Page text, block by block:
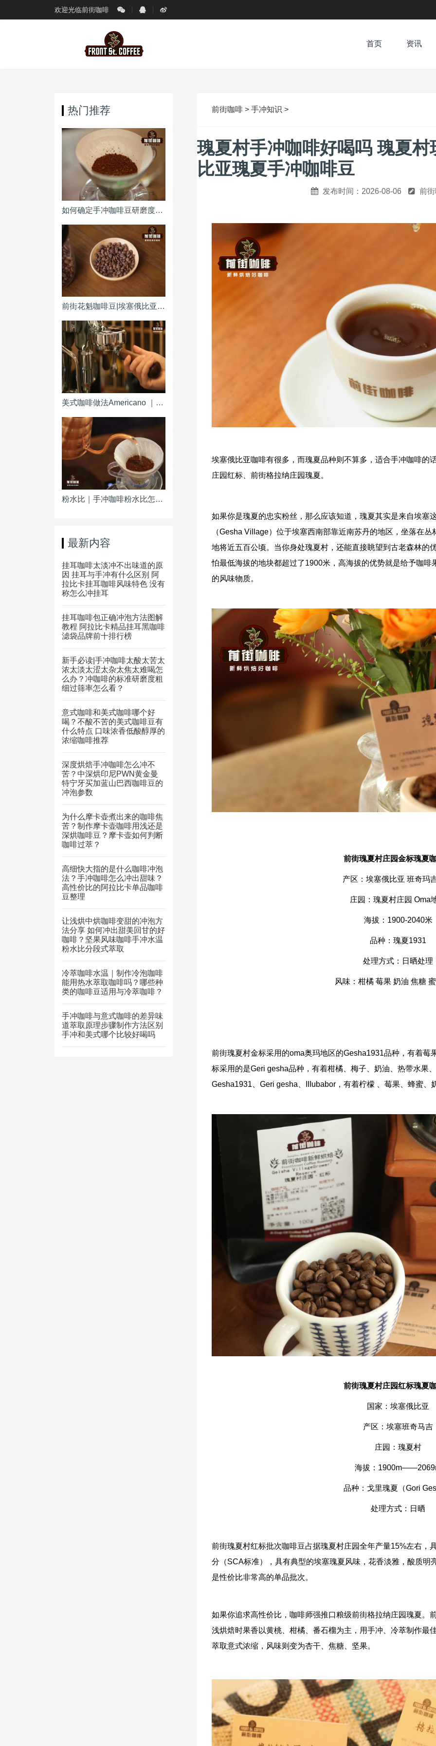
欢迎光临前街咖啡
首页 资讯
前街咖啡 > 手冲知识 >
瑰夏村手冲咖啡好喝吗 瑰夏
比亚瑰夏手冲咖啡豆
发布时间：2026-08-06 前
埃塞俄比亚咖啡有很多，而瑰夏品种则不算多，适合手冲咖啡的
庄园红标、前街格拉纳庄园瑰夏。
如果你是瑰夏的忠实粉丝，那么应该知道，瑰夏其实是来自埃塞
（Gesha Village）位于埃塞西南部靠近南苏丹的地区，坐落在
地将近五百公顷。当你身处瑰夏村，还能直接眺望到古老森林的
怕最低海拔的地块都超过了1900米，高海拔的优势就是给予咖
的风味物质。
前街瑰夏村庄园金标瑰夏
产区：埃塞俄比亚 班奇玛
庄园：瑰夏村庄园 Oma
海拔：1900-2040米
品种：瑰夏1931
处理方式：日晒处理
风味：柑橘 莓果 奶油 焦糖
前街瑰夏村金标采用的oma奥玛地区的Gesha1931品种，有着莓
标采用的是Geri gesha品种，有着柑橘、梅子、奶油、热带水果
Gesha1931、Geri gesha、IIIubabor，有着柠檬 、莓果、蜂蜜、
前街瑰夏村庄园红标瑰夏
国家：埃塞俄比亚
产区：埃塞班奇马吉
庄园：瑰夏村
海拔：
品种：戈里瑰夏（Gori
处理方式：日晒
前街瑰夏村红标批次咖啡豆占据瑰夏村庄园全年产量15%左右，
分（SCA标准），具有典型的埃塞瑰夏风味，花香淡雅，酸质明
是性价比非常高的单品批次。
如果你追求高性价比，咖啡师强推口粮级前街格拉纳庄园瑰夏。
浅烘焙时果香以黄桃、柑橘、番石榴为主，用手冲、冷萃制作最
萃取意式浓缩，风味则变为杏干、焦糖、坚果。
热门推荐
如何确定手冲咖啡豆研磨度粗细（粗幼） 咖啡磨豆机刻度怎么调整？
前街花魁咖啡豆|埃塞俄比亚原西达摩古吉产区日晒花魁咖啡产区风味特点 和瑰夏有关系吗
美式咖啡做法Americano ｜热美式咖啡粉水比例参考 冰美式咖啡浓缩粉水冰块比例是多少
粉水比｜手冲咖啡粉水比怎么计算 冷萃手冲粉水比
最新内容
挂耳咖啡太淡冲不出味道的原
因 挂耳与手冲有什么区别 阿
拉比卡挂耳咖啡风味特色 没有
称怎么冲挂耳
挂耳咖啡包正确冲泡方法图解
教程 阿拉比卡精品挂耳黑咖啡
滤袋品牌前十排行榜
新手必读|手冲咖啡太酸太苦太
浓太淡太涩太杂太焦太难喝怎
么办？冲咖啡的标准研磨度粗
细过筛率怎么看？
意式咖啡和美式咖啡哪个好
喝？不酸不苦的美式咖啡豆有
什么特点 口味浓香低酸醇厚的
浓缩咖啡推荐
深度烘焙手冲咖啡怎么冲不
苦？中深烘印尼PWN黄金曼
特宁牙买加蓝山巴西咖啡豆的
冲泡参数
为什么摩卡壶煮出来的咖啡焦
苦？制作摩卡壶咖啡用浅还是
深烘咖啡豆？摩卡壶如何判断
咖啡过萃？
高细快大指的是什么咖啡冲泡
法？手冲咖啡怎么冲出甜味？
高性价比的阿拉比卡单品咖啡
豆整理
让浅烘中烘咖啡变甜的冲泡方
法分享 如何冲出甜美回甘的好
咖啡？坚果风味咖啡手冲水温
粉水比分段式萃取
冷萃咖啡水温｜制作冷泡咖啡
能用热水萃取咖啡吗？哪些种
类的咖啡豆适用与冷萃咖啡？
手冲咖啡与意式咖啡的差异味
道萃取原理步骤制作方法区别
手冲和美式哪个比较好喝吗